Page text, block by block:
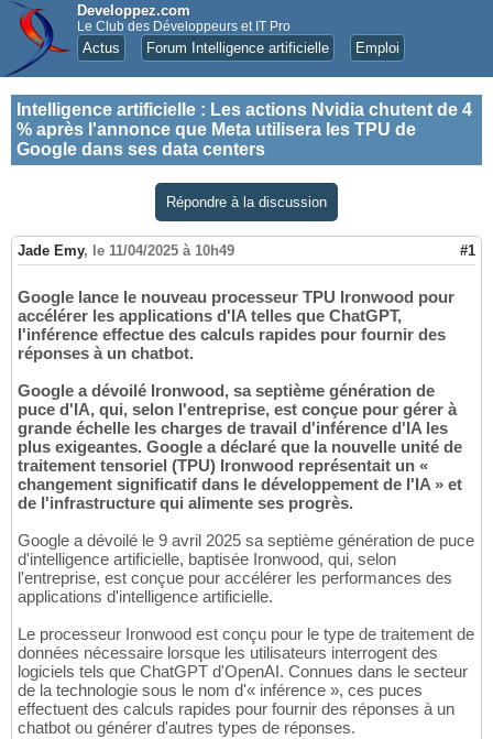
Developpez.com
Le Club des Développeurs et IT Pro
Actus Forum Intelligence artificielle Emploi
Intelligence artificielle : Les actions Nvidia chutent de 4
% après l'annonce que Meta utilisera les TPU de
Google dans ses data centers
Répondre à la discussion
Jade Emy, le 11/04/2025 à 10h49 #1
Google lance le nouveau processeur TPU Ironwood pour
accélérer les applications d'IA telles que ChatGPT,
l'inférence effectue des calculs rapides pour fournir des
réponses à un chatbot.
Google a dévoilé Ironwood, sa septième génération de
puce d'IA, qui, selon l'entreprise, est conçue pour gérer à
grande échelle les charges de travail d'inférence d'IA les
plus exigeantes. Google a déclaré que la nouvelle unité de
traitement tensoriel (TPU) Ironwood représentait un «
changement significatif dans le développement de l'IA » et
de l'infrastructure qui alimente ses progrès.
Google a dévoilé le 9 avril 2025 sa septième génération de puce
d'intelligence artificielle, baptisée Ironwood, qui, selon
l'entreprise, est conçue pour accélérer les performances des
applications d'intelligence artificielle.
Le processeur Ironwood est conçu pour le type de traitement de
données nécessaire lorsque les utilisateurs interrogent des
logiciels tels que ChatGPT d'OpenAI. Connues dans le secteur
de la technologie sous le nom d'« inférence », ces puces
effectuent des calculs rapides pour fournir des réponses à un
chatbot ou générer d'autres types de réponses.